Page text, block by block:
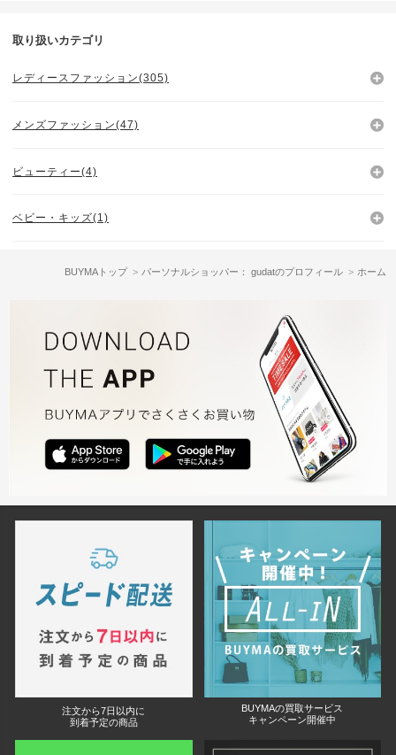
取り扱いカテゴリ
レディースファッション(305)
メンズファッション(47)
ビューティー(4)
ベビー・キッズ(1)
BUYMAトップ パーソナルショッパー： gudatのプロフィール ホーム
注文から7日以内に
到着予定の商品
BUYMAの買取サービス
キャンペーン開催中